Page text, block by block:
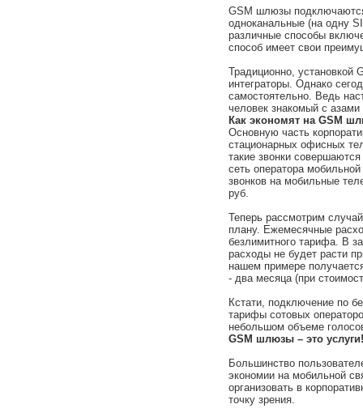
GSM шлюзы
одноканальные (на одну
различные способы
способ имеет свои
Традиционно,
интеграторы. Однако
самостоятельно. Ведь
человек знакомый с
Как экономят на GSM
Основную часть
стационарных офисных
такие звонки
сеть оператора
звонков на мобильные
руб.
Теперь рассмотрим
плану. Ежемесячные
безлимитного тарифа. В
расходы не будет расти
нашем примере
- два месяца (при
Кстати, подключение по
тарифы сотовых
небольшом объеме
GSM шлюзы – это услуги!
Большинство
экономии на мобильной
организовать в
точку зрения.